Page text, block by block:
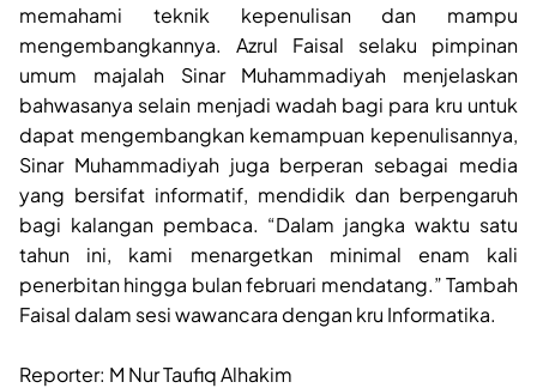
memahami teknik kepenulisan dan mampu
mengembangkannya. Azrul Faisal selaku pimpinan
umum majalah Sinar Muhammadiyah menjelaskan
bahwasanya selain menjadi wadah bagi para kru untuk
dapat mengembangkan kemampuan kepenulisannya,
Sinar Muhammadiyah juga berperan sebagai media
yang bersifat informatif, mendidik dan berpengaruh
bagi kalangan pembaca. “Dalam jangka waktu satu
tahun ini, kami menargetkan minimal enam kali
penerbitan hingga bulan februari mendatang.” Tambah
Faisal dalam sesi wawancara dengan kru Informatika.
Reporter: M Nur Taufiq Alhakim